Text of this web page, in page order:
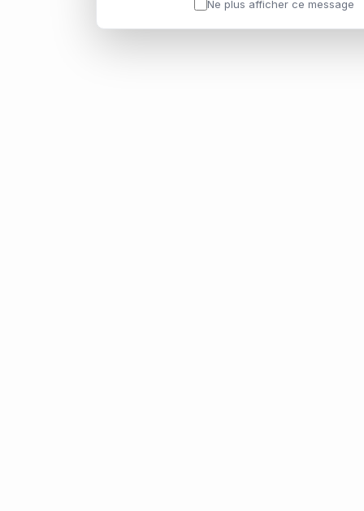
Ne plus afficher ce message